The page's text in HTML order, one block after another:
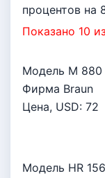
процентов на
Показано 10
Модель M 880
Фирма Braun
Цена, USD: 72
Модель HR